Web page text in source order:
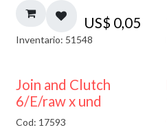
US$ 0,05
Inventario: 51548
Join and Clutch
6/E/raw x und
Cod: 17593